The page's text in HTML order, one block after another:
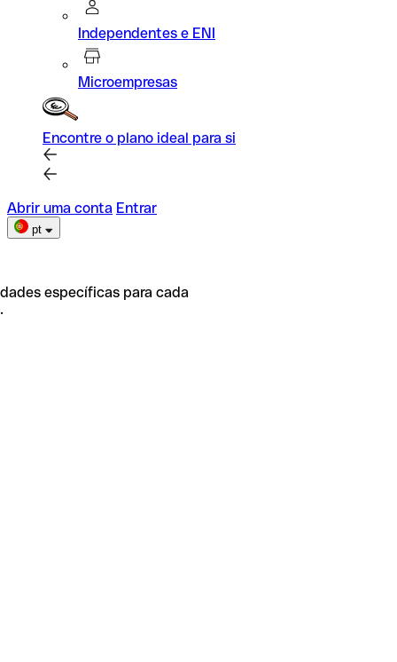
Independentes e ENI
Microempresas
Encontre o plano ideal para si
Abrir uma conta Entrar
pt
específicas para cada